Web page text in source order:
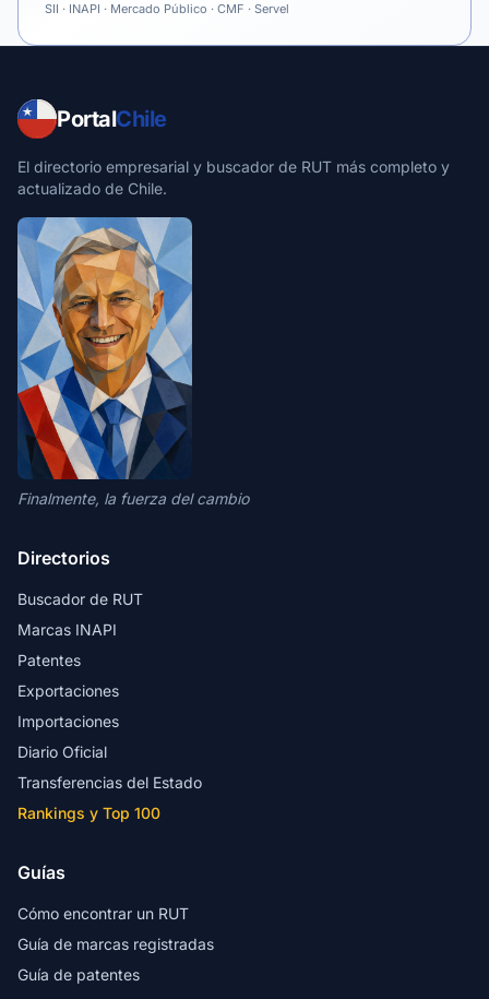
SII · INAPI · Mercado Público · CMF · Servel
PortalChile
El directorio empresarial y buscador de RUT más completo y
actualizado de Chile.
Finalmente, la fuerza del cambio
Directorios
Buscador de RUT
Marcas INAPI
Patentes
Exportaciones
Importaciones
Diario Oficial
Transferencias del Estado
Rankings y Top 100
Guías
Cómo encontrar un RUT
Guía de marcas registradas
Guía de patentes